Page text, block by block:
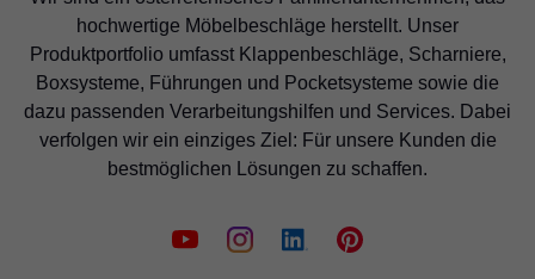
hochwertige Möbelbeschläge herstellt. Unser
Produktportfolio umfasst Klappenbeschläge, Scharniere,
Boxsysteme, Führungen und Pocketsysteme sowie die
dazu passenden Verarbeitungshilfen und Services. Dabei
verfolgen wir ein einziges Ziel: Für unsere Kunden die
bestmöglichen Lösungen zu schaffen.